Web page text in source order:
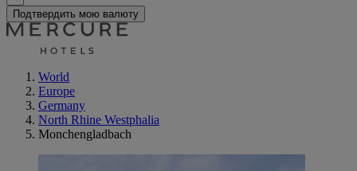
Подтвердить мою валюту
World
Europe
Germany
North Rhine Westphalia
Monchengladbach